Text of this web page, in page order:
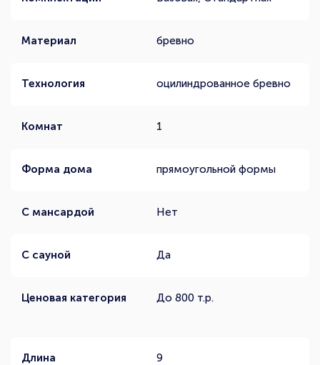
Материал бревно
Технология оцилиндрованное бревно
Комнат 1
Форма дома прямоугольной формы
С мансардой Нет
С сауной Да
Ценовая категория До 800 т.р.
Длина 9